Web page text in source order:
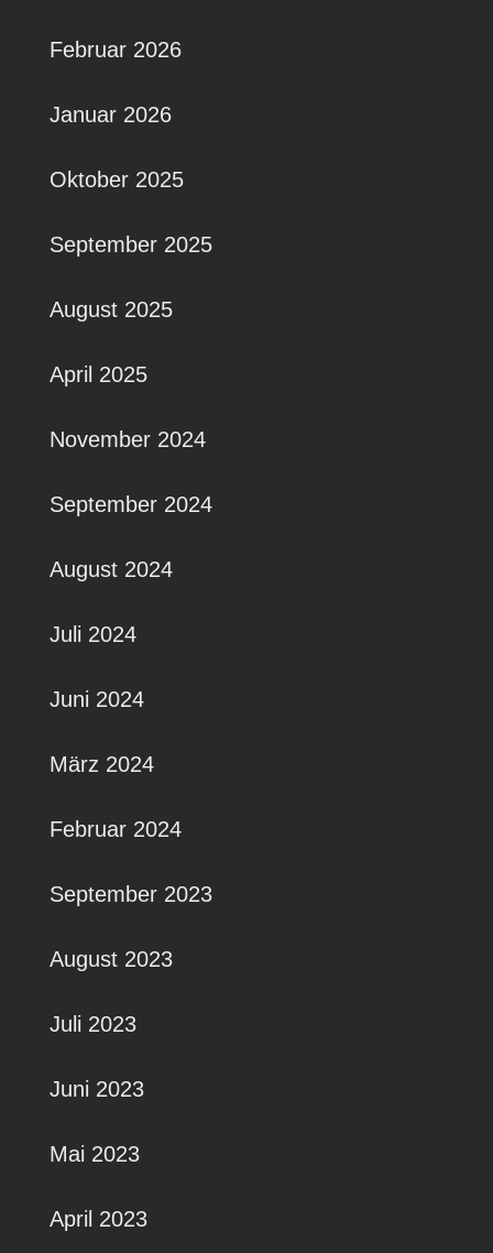
Februar 2026
Januar 2026
Oktober 2025
September 2025
August 2025
April 2025
November 2024
September 2024
August 2024
Juli 2024
Juni 2024
März 2024
Februar 2024
September 2023
August 2023
Juli 2023
Juni 2023
Mai 2023
April 2023